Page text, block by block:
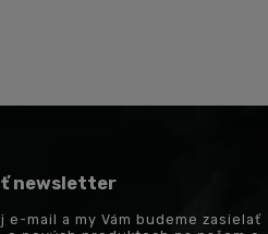
newsletter
e-mail a my Vám budeme zasielať